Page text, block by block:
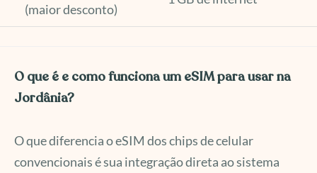
(maior desconto)
O que é e como funciona um eSIM para usar na
Jordânia?
O que diferencia o eSIM dos chips de celular
convencionais é sua integração direta ao sistema